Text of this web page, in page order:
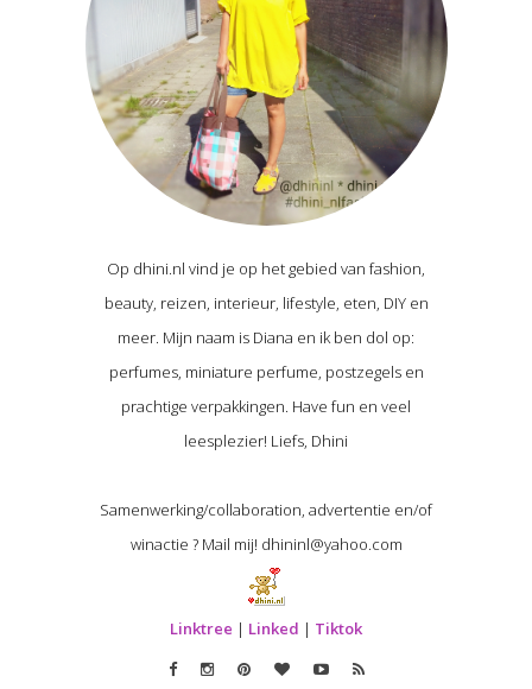
Op dhini.nl vind je op het gebied van fashion,
beauty, reizen, interieur, lifestyle, eten, DIY en
meer. Mijn naam is Diana en ik ben dol op:
perfumes, miniature perfume, postzegels en
prachtige verpakkingen. Have fun en veel
leesplezier! Liefs, Dhini
Samenwerking/collaboration, advertentie en/of
winactie ? Mail mij! dhininl@yahoo.com
Linktree | Linked | Tiktok